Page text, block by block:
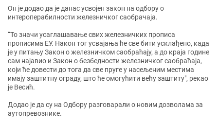
Он је додао да је данас усвојен закон на одбору о
интероперабилности железничког саобрачаја.
“То значи усаглашавање свих железничких прописа
прописима ЕУ. Након тог усвајања ће све бити усклађено, када
је у питању Закон о железничком саобраћају, а до краја године
сам најавио и Закон о безбедности железничког саобраћаја,
који ће довести до тога да све пруге у насељеним местима
имају заштитну ограду, што ће омогућити већу заштиту", рекао
је Весић.
Додао је да су на Одбору разговарали о новим дозволама за
аутопревознике.